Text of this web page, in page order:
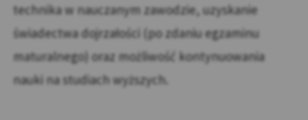
technika w nauczanym zawodzie, uzyskanie
świadectwa dojrzałości (po zdaniu egzaminu
maturalnego) oraz możliwość kontynuowania
nauki na studiach wyższych.